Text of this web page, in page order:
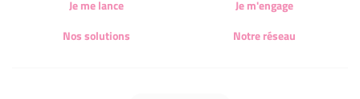
Je me lance
Je m'engage
Nos solutions
Notre réseau